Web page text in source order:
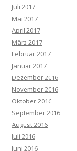
Juli 2017
Mai 2017
April 2017
März 2017
Februar 2017
Januar 2017
Dezember 2016
November 2016
Oktober 2016
September 2016
August 2016
Juli 2016
Juni 2016